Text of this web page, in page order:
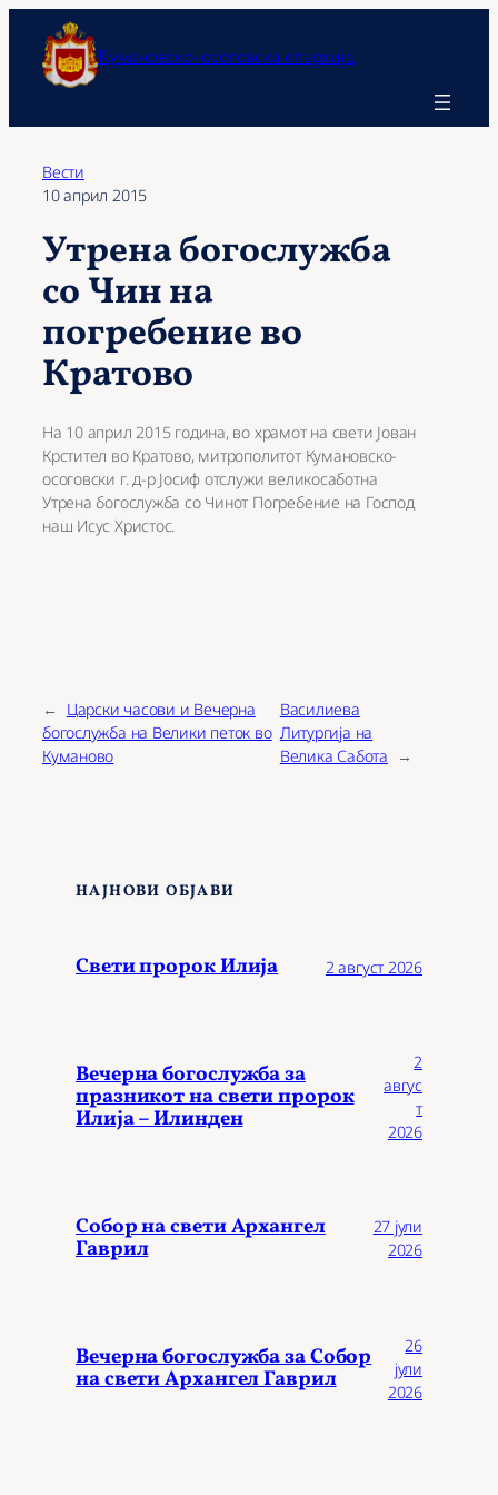
содржината Кумановско-осоговска епархија
Вести
10 април 2015
Утрена богослужба
со Чин на
погребение во
Кратово
На 10 април 2015 година, во храмот на свети Јован
Крстител во Кратово, митрополитот Кумановско-
осоговски г. д-р Јосиф отслужи великосаботна
Утрена богослужба со Чинот Погребение на Господ
наш Исус Христос.
←
Царски часови и Вечерна
богослужба на Велики петок во
Куманово
Василиева
Литургија на
Велика Сабота
→
НАЈНОВИ ОБЈАВИ
Свети пророк Илија 2 август 2026
Вечерна богослужба за
празникот на свети пророк
Илија – Илинден
2
авгус
т
2026
Собор на свети Архангел
Гаврил
27 јули
2026
Вечерна богослужба за Собор
на свети Архангел Гаврил
26
јули
2026